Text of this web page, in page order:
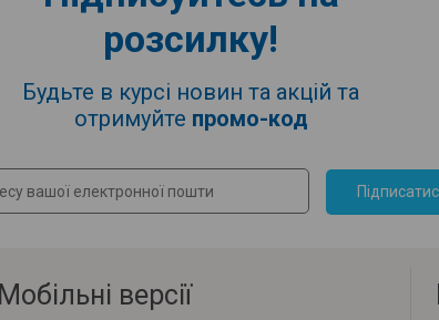
розсилку!
Будьте в курсі новин та акцій та
отримуйте промо-код
Мобільні версії